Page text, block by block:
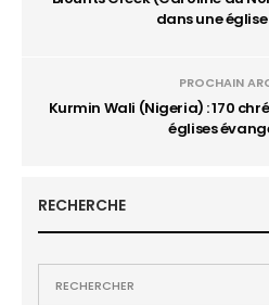
dans une
PROCHAIN
Kurmin Wali (Nigeria) : 170
églises
RECHERCHE